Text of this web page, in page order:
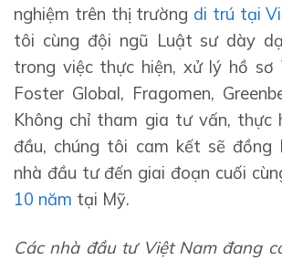
nghiệm trên thị trường di trú tại
tôi cùng đội ngũ Luật sư dày
trong việc thực hiện, xử lý hồ sơ
Foster Global, Fragomen,
Không chỉ tham gia tư vấn, thực
đầu, chúng tôi cam kết sẽ đồng
nhà đầu tư đến giai đoạn cuối
10 năm tại Mỹ.
Các nhà đầu tư Việt Nam đang